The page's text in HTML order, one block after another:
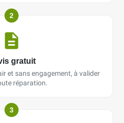
2
gratuit
et sans engagement, à valider
réparation.
3